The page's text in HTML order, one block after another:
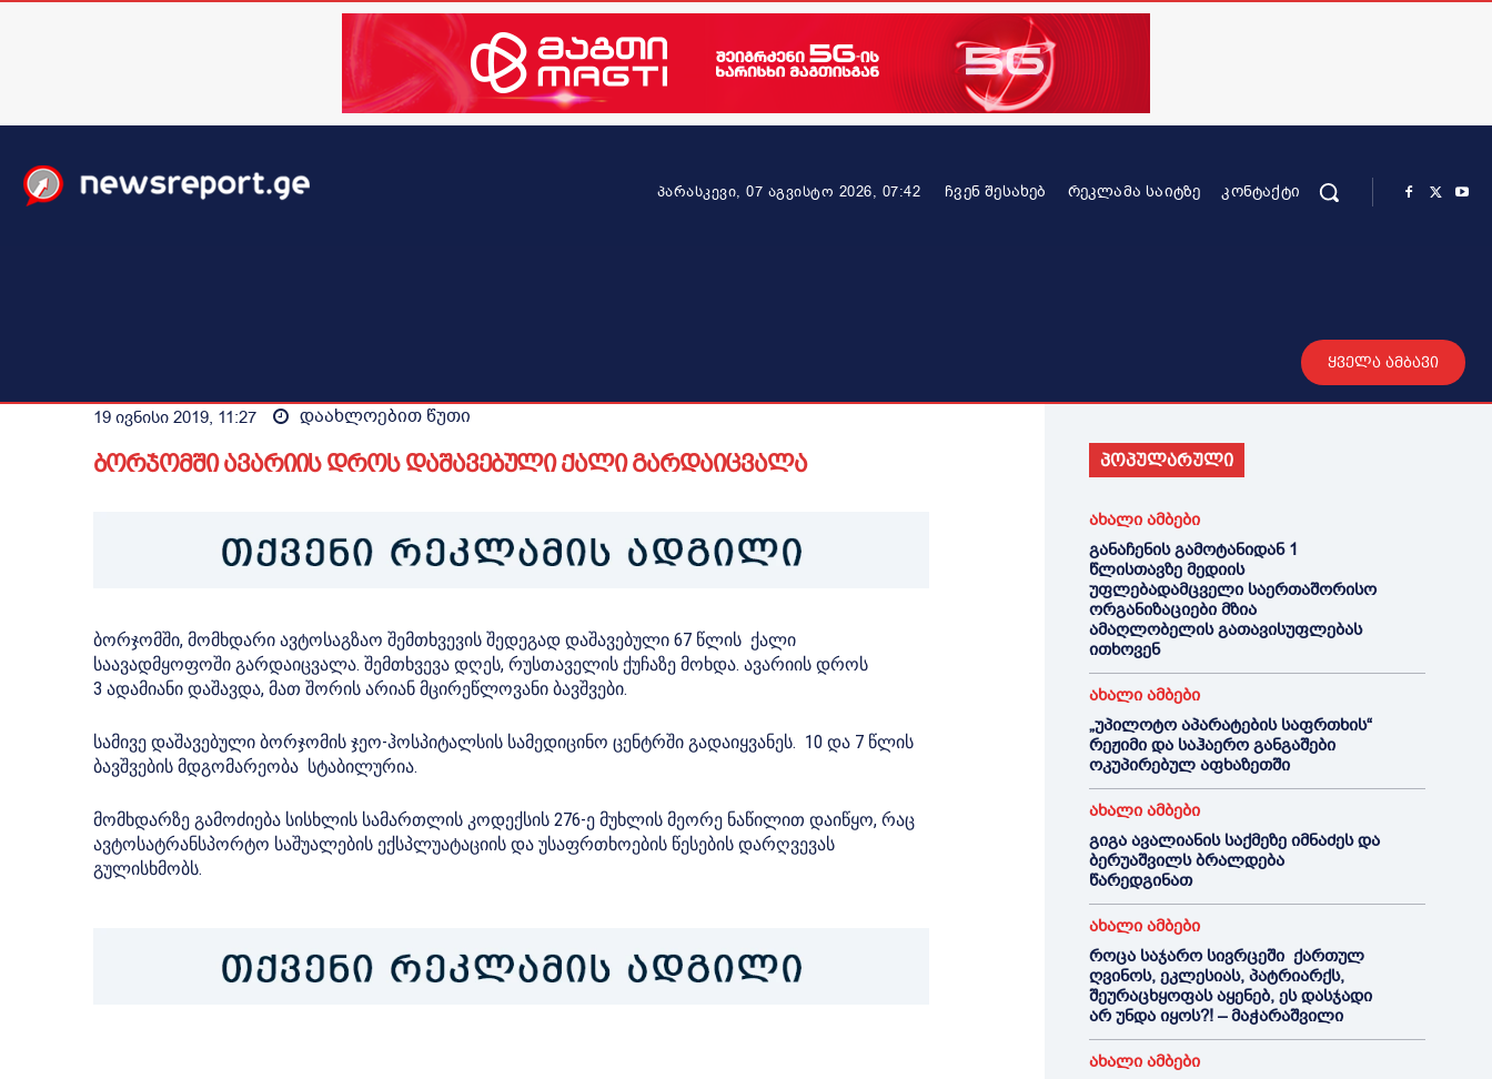
პარასკევი, 07 აგვისტო 2026, 07:42 ᲩᲕᲔᲜ ᲨᲔᲡᲐᲮᲔᲑ ᲠᲔᲙᲚᲐᲛᲐ ᲡᲐᲘᲢᲖᲔ ᲙᲝᲜᲢᲐᲥᲢᲘ
ყველა ამბავი
19 ივნისი 2019, 11:27 დაახლოებით წუთი
ბორჯომში ავარიის დროს დაშავებული ქალი გარდაიცვალა
ბორჯომში, მომხდარი ავტოსაგზაო შემთხვევის შედეგად დაშავებული 67 წლის ქალი
საავადმყოფოში გარდაიცვალა. შემთხვევა დღეს, რუსთაველის ქუჩაზე მოხდა. ავარიის დროს
3 ადამიანი დაშავდა, მათ შორის არიან მცირეწლოვანი ბავშვები.
სამივე დაშავებული ბორჯომის ჯეო-ჰოსპიტალსის სამედიცინო ცენტრში გადაიყვანეს. 10 და 7 წლის
ბავშვების მდგომარეობა სტაბილურია.
მომხდარზე გამოძიება სისხლის სამართლის კოდექსის 276-ე მუხლის მეორე ნაწილით დაიწყო, რაც
ავტოსატრანსპორტო საშუალების ექსპლუატაციის და უსაფრთხოების წესების დარღვევას
გულისხმობს.
პოპულარული
ახალი ამბები
განაჩენის გამოტანიდან 1
წლისთავზე მედიის
უფლებადამცველი საერთაშორისო
ორგანიზაციები მზია
ამაღლობელის გათავისუფლებას
ითხოვენ
ახალი ამბები
„უპილოტო აპარატების საფრთხის“
რეჟიმი და საჰაერო განგაშები
ოკუპირებულ აფხაზეთში
ახალი ამბები
გიგა ავალიანის საქმეზე იმნაძეს და
ბერუაშვილს ბრალდება
წარედგინათ
ახალი ამბები
როცა საჯარო სივრცეში ქართულ
ღვინოს, ეკლესიას, პატრიარქს,
შეურაცხყოფას აყენებ, ეს დასჯადი
არ უნდა იყოს?! – მაჭარაშვილი
ახალი ამბები